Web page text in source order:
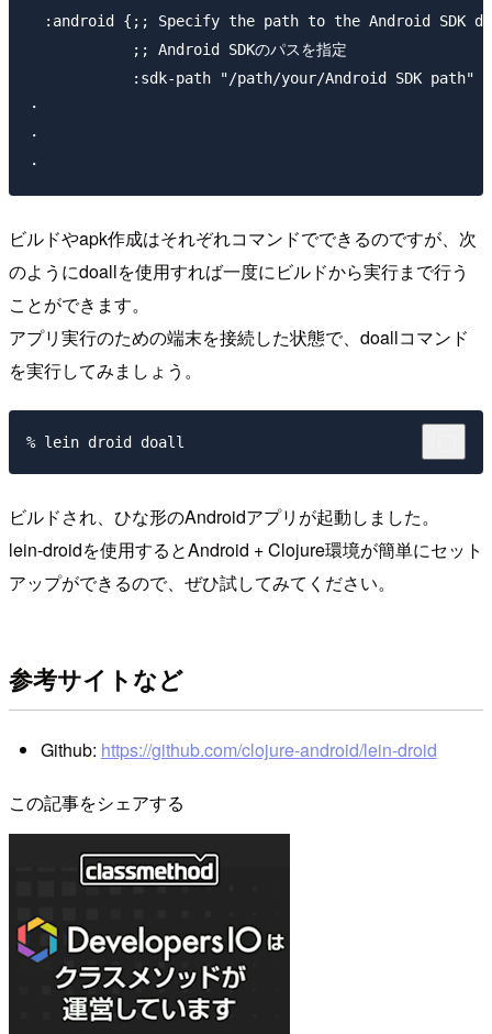
:android {;; Specify the path to the Android SDK
            ;; Android SDKのパスを指定
            :sdk-path "/path/your/Android SDK path"
・
・
ビルドやapk作成はそれぞれコマンドでできるのですが、次
のようにdoallを使用すれば一度にビルドから実行まで行う
ことができます。
アプリ実行のための端末を接続した状態で、doallコマンド
を実行してみましょう。
ビルドされ、ひな形のAndroidアプリが起動しました。
lein-droidを使用するとAndroid + Clojure環境が簡単にセット
アップができるので、ぜひ試してみてください。
参考サイトなど
Github: https://github.com/clojure-android/lein-droid
この記事をシェアする